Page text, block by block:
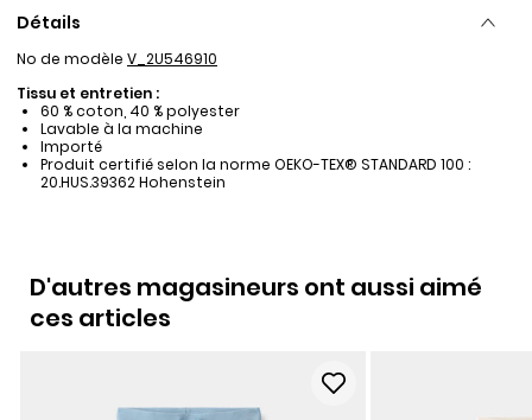
Détails
No de modèle V_2U546910
Tissu et entretien :
60 % coton, 40 % polyester
Lavable à la machine
Importé
Produit certifié selon la norme OEKO-TEX® STANDARD 100 :
20.HUS.39362 Hohenstein
D'autres magasineurs ont aussi aimé
ces articles